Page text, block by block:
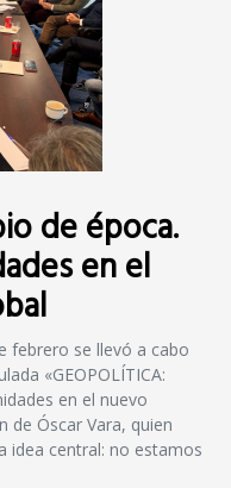
de época.
en el
febrero se llevó a cabo
«GEOPOLÍTICA:
en el nuevo
de Óscar Vara, quien
idea central: no estamos